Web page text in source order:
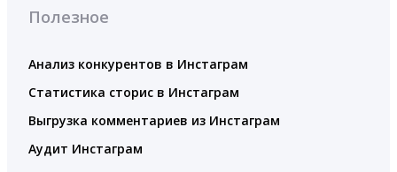
Полезное
Анализ конкурентов в Инстаграм
Статистика сторис в Инстаграм
Выгрузка комментариев из Инстаграм
Аудит Инстаграм